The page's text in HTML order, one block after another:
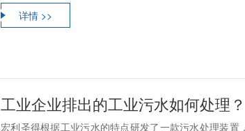
详情 >>
工业企业排出的工业污水如何处理？
宏利圣得根据工业污水的特点研发了一款污水处理装